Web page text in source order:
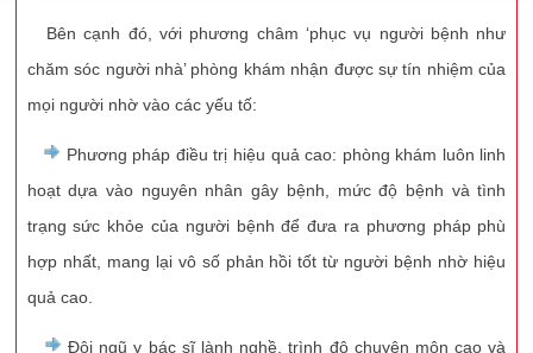
Bên cạnh đó, với phương châm ‘phục vụ người bệnh như
chăm sóc người nhà’ phòng khám nhận được sự tín nhiệm của
mọi người nhờ vào các yếu tố:
Phương pháp điều trị hiệu quả cao: phòng khám luôn linh
hoạt dựa vào nguyên nhân gây bệnh, mức độ bệnh và tình
trạng sức khỏe của người bệnh để đưa ra phương pháp phù
hợp nhất, mang lại vô số phản hồi tốt từ người bệnh nhờ hiệu
quả cao.
Đội ngũ y bác sĩ lành nghề, trình độ chuyên môn cao và